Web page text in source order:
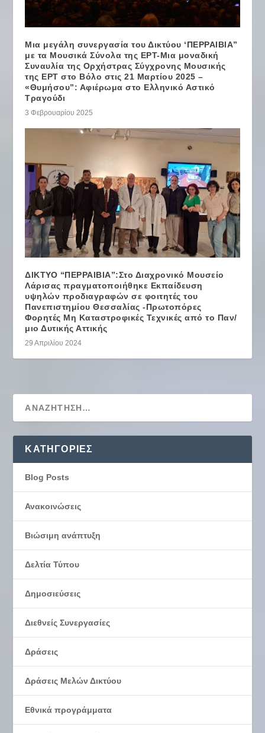
Μια μεγάλη συνεργασία του Δικτύου ‘ΠΕΡΡΑΙΒΙΑ”
με τα Μουσικά Σύνολα της ΕΡΤ-Μια μοναδική
Συναυλία της Ορχήστρας Σύγχρονης Μουσικής
της ΕΡΤ στο Βόλο στις 21 Μαρτίου 2025 –
«Θυμήσου”: Αφιέρωμα στο Ελληνικό Αστικό
Τραγούδι
3 Φεβρουαρίου 2025
ΔΙΚΤΥΟ “ΠΕΡΡΑΙΒΙΑ”:Στο Διαχρονικό Μουσείο
Λάρισας πραγματοποιήθηκε Εκπαίδευση
υψηλών προδιαγραφών σε φοιτητές του
Πανεπιστημίου Θεσσαλίας -Πρωτοπόρες
Φορητές Μη Καταστροφικές Τεχνικές από το Παν/
μιο Δυτικής Αττικής
29 Απριλίου 2024
KΑΤΗΓΟΡΊΕΣ
Blog Posts
Ανακοινώσεις
Βιώσιμη ανάπτυξη
Δελτία Τύπου
Δημοσιεύσεις
Διεθνείς Συνεργασίες
Δράσεις
Δράσεις Μελών Δικτύου
Εθνικά προγράμματα